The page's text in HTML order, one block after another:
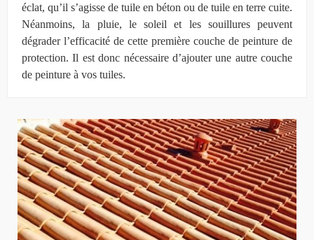
éclat, qu’il s’agisse de tuile en béton ou de tuile en terre cuite.
Néanmoins, la pluie, le soleil et les souillures peuvent
dégrader l’efficacité de cette première couche de peinture de
protection. Il est donc nécessaire d’ajouter une autre couche
de peinture à vos tuiles.